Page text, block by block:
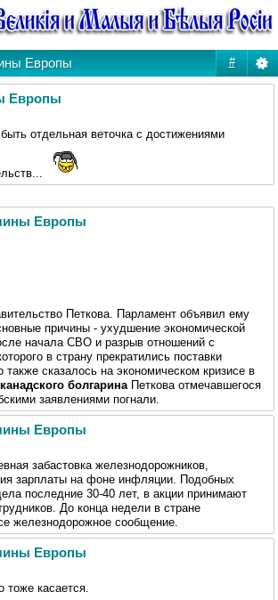
#
Европы
Европы
отдельная веточка с достижениями
Европы
Петкова. Парламент объявил ему
причины - ухудшение экономической
начала СВО и разрыв отношений с
в страну прекратились поставки
также сказалось на экономическом кризисе в
канадского болгарина Петкова отмечавшегося
заявлениями погнали.
Европы
забастовка железнодорожников,
зарплаты на фоне инфляции. Подобных
последние 30-40 лет, в акции принимают
До конца недели в стране
железнодорожное сообщение.
Европы
касается.